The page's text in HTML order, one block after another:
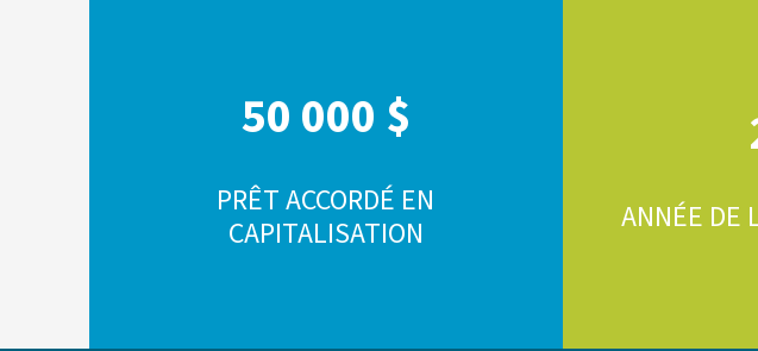
50 000 $
PRÊT ACCORDÉ EN
CAPITALISATION
ANNÉE DE